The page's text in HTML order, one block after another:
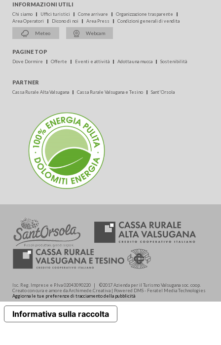
INFORMAZIONI UTILI
Chi siamo Uffici turistici Come arrivare
Organizzazione trasparente
Area Operatori
Dicono di noi Area Press Condizioni generali di vendita
Meteo Webcam
PAGINE TOP
Dove Dormire Offerte Eventi e attività Adotta una mucca Sostenibilità
PARTNER
Cassa Rurale Alta Valsugana Cassa Rurale Valsugana e Tesino Sant'Orsola
Isc. Reg. Imprese e P.Iva 02043090220 | ©2017 Azienda per il Turismo Valsugana soc. coop.
Creato con cura e amore da Archimede.Creativa | Powered DMS - Feratel Media Technologies
Aggiorna le tue preferenze di tracciamento della pubblicità
Informativa sulla raccolta